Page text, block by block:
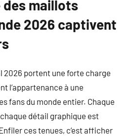
des maillots
2026 captivent
2026 portent une forte charge
l’appartenance à une
fans du monde entier. Chaque
détail graphique est
ces tenues, c’est afficher